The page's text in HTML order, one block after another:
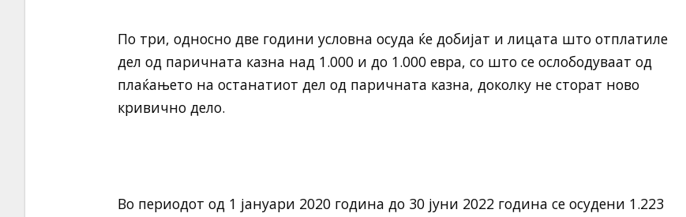
По три, односно две години условна осуда ќе добијат и лицата што отплатиле
дел од паричната казна над 1.000 и до 1.000 евра, со што се ослободуваат од
плаќањето на останатиот дел од паричната казна, доколку не сторат ново
кривично дело.
Во периодот од 1 јануари 2020 година до 30 јуни 2022 година се осудени 1.223